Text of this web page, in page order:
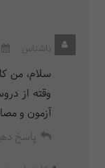
ناشناس
سلام، من
وقته از
آزمون و
پاسخ